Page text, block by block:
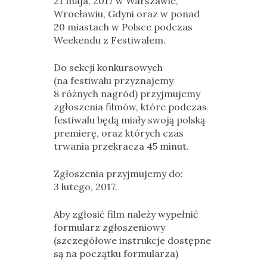
Wrocławiu, Gdyni oraz w ponad
20 miastach w Polsce podczas
Weekendu z Festiwalem.
Do sekcji konkursowych
(na festiwalu przyznajemy
8 różnych nagród) przyjmujemy
zgłoszenia filmów, które podczas
festiwalu będą miały swoją polską
premierę, oraz których czas
trwania przekracza 45 minut.
Zgłoszenia przyjmujemy do:
3 lutego, 2017.
Aby zgłosić film należy wypełnić
formularz zgłoszeniowy
(szczegółowe instrukcje dostępne
są na początku formularza)